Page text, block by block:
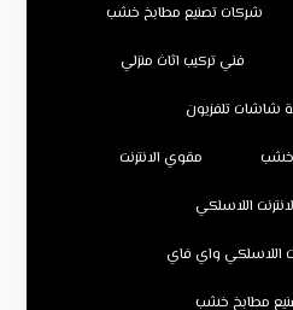
شركات تصنيع مطابخ خشب
فني تركيب اثاث منزلي
شاشات تلفزيون
خشب مقوي الانترنت
اللاسلكي
اللاسلكي واي فاي
مطابخ خشب